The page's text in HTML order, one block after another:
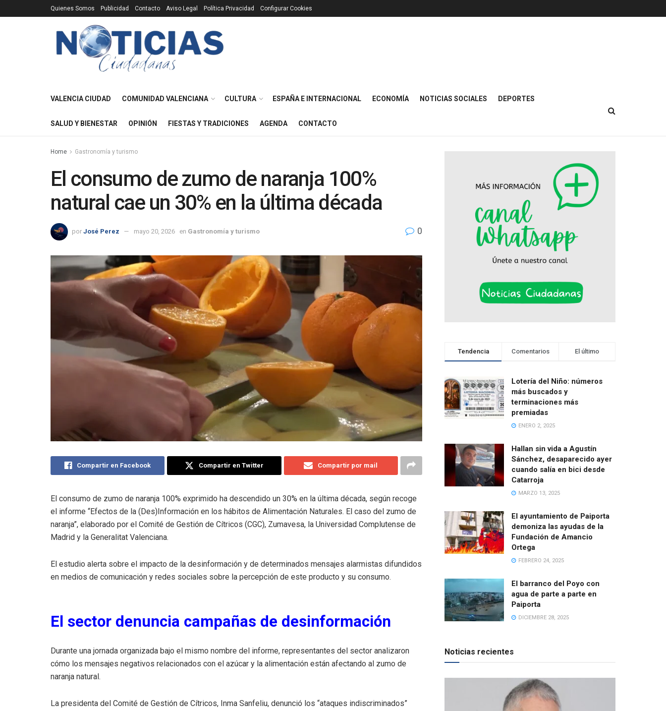
Quienes Somos Publicidad Contacto Aviso Legal Política Privacidad Configurar Cookies
VALENCIA CIUDAD COMUNIDAD VALENCIANA CULTURA ESPAÑA E INTERNACIONAL ECONOMÍA NOTICIAS SOCIALES DEPORTES
SALUD Y BIENESTAR OPINIÓN FIESTAS Y TRADICIONES AGENDA CONTACTO
Home Gastronomía y turismo
El consumo de zumo de naranja 100%
natural cae un 30% en la última década
por José Perez mayo 20, 2026 en Gastronomía y turismo 0
Compartir en Facebook Compartir en Twitter Compartir por mail
El consumo de zumo de naranja 100% exprimido ha descendido un 30% en la última década, según recoge
el informe “Efectos de la (Des)Información en los hábitos de Alimentación Naturales. El caso del zumo de
naranja”, elaborado por el Comité de Gestión de Cítricos (CGC), Zumavesa, la Universidad Complutense de
Madrid y la Generalitat Valenciana.
El estudio alerta sobre el impacto de la desinformación y de determinados mensajes alarmistas difundidos
en medios de comunicación y redes sociales sobre la percepción de este producto y su consumo.
El sector denuncia campañas de desinformación
Durante una jornada organizada bajo el mismo nombre del informe, representantes del sector analizaron
cómo los mensajes negativos relacionados con el azúcar y la alimentación están afectando al zumo de
naranja natural.
La presidenta del Comité de Gestión de Cítricos, Inma Sanfeliu, denunció los “ataques indiscriminados”
Tendencia Comentarios El último
Lotería del Niño: números
más buscados y
terminaciones más
premiadas
ENERO 2, 2025
Hallan sin vida a Agustín
Sánchez, desaparecido ayer
cuando salía en bici desde
Catarroja
MARZO 13, 2025
El ayuntamiento de Paiporta
demoniza las ayudas de la
Fundación de Amancio
Ortega
FEBRERO 24, 2025
El barranco del Poyo con
agua de parte a parte en
Paiporta
DICIEMBRE 28, 2025
Noticias recientes